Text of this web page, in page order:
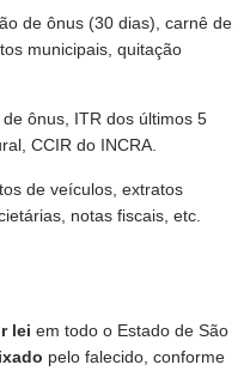
de ônus (30 dias), carnê de
municipais, quitação
ônus, ITR dos últimos 5
CCIR do INCRA.
de veículos, extratos
notas fiscais, etc.
lei em todo o Estado de São
pelo falecido, conforme